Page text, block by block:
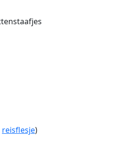
reisflesje)